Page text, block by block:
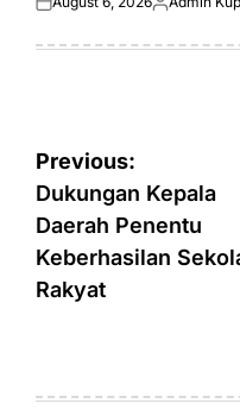
Posted
Posted
Post
navigation
Previous:
Dukungan Kepala
Daerah Penentu
Keberhasilan
Rakyat